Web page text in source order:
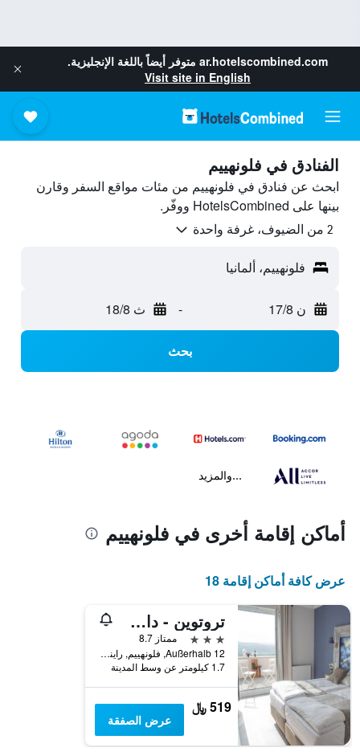
ar.hotelscombined.com متوفر أيضاً باللغة الإنجليزية.
Visit site in English
الفنادق في فلونهييم
ابحث عن فنادق في فلونهييم من مئات مواقع السفر وقارن
بينها على HotelsCombined ووفّر.
2 من الضيوف، غرفة واحدة
فلونهييم، ألمانيا
ن 17/8 - ث 18/8
بحث
...والمزيد
أماكن إقامة أخرى في فلونهييم
عرض كافة أماكن إقامة 18
تروتوين - داس وينزرهوتل آم لا روك
3 نجوم
ممتاز 8.7
Außerhalb 12, فلونهييم, راينلند بالاتينات, ألمانيا
1.7 كيلومتر عن وسط المدينة
519 ﷼
عرض الصفقة